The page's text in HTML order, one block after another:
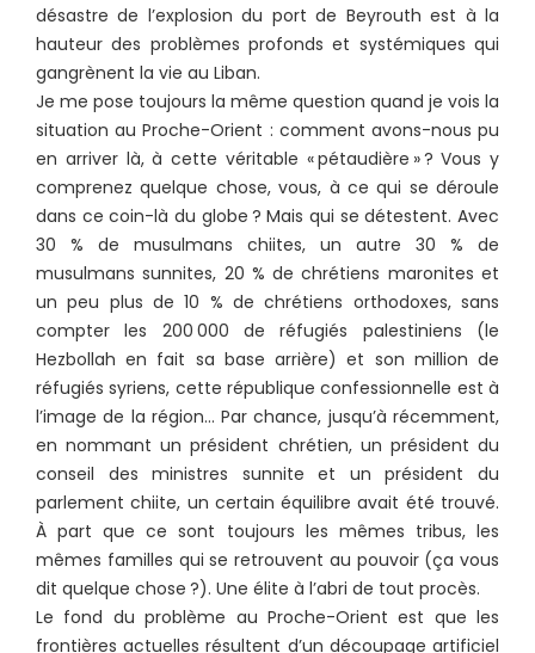
désastre de l’explosion du port de Beyrouth est à la
hauteur des problèmes profonds et systémiques qui
gangrènent la vie au Liban.
Je me pose toujours la même question quand je vois la
situation au Proche-Orient : comment avons-nous pu
en arriver là, à cette véritable « pétaudière » ? Vous y
comprenez quelque chose, vous, à ce qui se déroule
dans ce coin-là du globe ? Mais qui se détestent. Avec
30 % de musulmans chiites, un autre 30 % de
musulmans sunnites, 20 % de chrétiens maronites et
un peu plus de 10 % de chrétiens orthodoxes, sans
compter les 200 000 de réfugiés palestiniens (le
Hezbollah en fait sa base arrière) et son million de
réfugiés syriens, cette république confessionnelle est à
l’image de la région... Par chance, jusqu’à récemment,
en nommant un président chrétien, un président du
conseil des ministres sunnite et un président du
parlement chiite, un certain équilibre avait été trouvé.
À part que ce sont toujours les mêmes tribus, les
mêmes familles qui se retrouvent au pouvoir (ça vous
dit quelque chose ?). Une élite à l’abri de tout procès.
Le fond du problème au Proche-Orient est que les
frontières actuelles résultent d’un découpage artificiel